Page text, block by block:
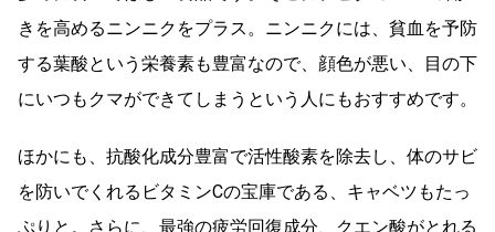
きを高めるニンニクをプラス。ニンニクには、貧血を予防
する葉酸という栄養素も豊富なので、顔色が悪い、目の下
にいつもクマができてしまうという人にもおすすめです。
ほかにも、抗酸化成分豊富で活性酸素を除去し、体のサビ
を防いでくれるビタミンCの宝庫である、キャベツもたっ
ぷりと。さらに、最強の疲労回復成分、クエン酸がとれる